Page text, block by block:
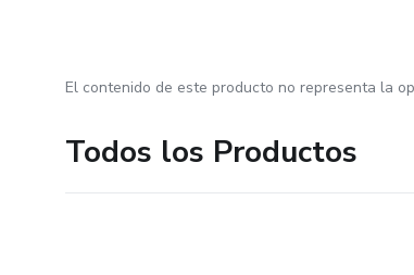
El contenido de este producto no representa la
Todos los Productos